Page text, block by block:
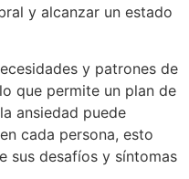
y alcanzar un estado
y patrones de
que permite un plan de
ansiedad puede
cada persona, esto
sus desafíos y síntomas